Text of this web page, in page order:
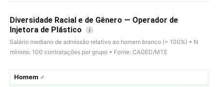
Diversidade Racial e de Gênero — Operador de
Injetora de Plástico
i
Salário mediano de admissão relativo ao homem branco (= 100%) • N
mínimo: 100 contratações por grupo • Fonte: CAGED/MTE
Homem ♂